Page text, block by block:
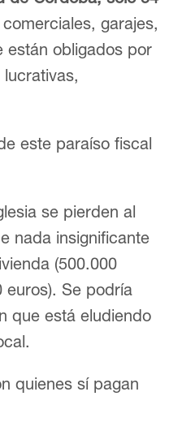
garajes,
están obligados por
este paraíso fiscal
se pierden al
nada insignificante
(500.000
euros). Se podría
que está eludiendo
quienes sí pagan